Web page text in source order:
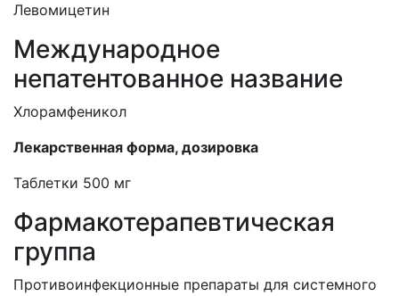
Левомицетин
Международное
непатентованное название
Хлорамфеникол
Лекарственная форма, дозировка
Таблетки 500 мг
Фармакотерапевтическая
группа
Противоинфекционные препараты для системного